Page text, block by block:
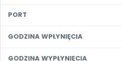
PORT
GODZINA WPŁYNIĘCIA
GODZINA WYPŁYNIĘCIA